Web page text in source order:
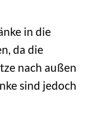
in die
da die
nach außen
sind jedoch